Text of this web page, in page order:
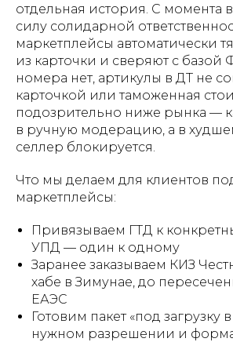
отдельная история. С момента
силу солидарной
маркетплейсы автоматически
из карточки и сверяют с базой
номера нет, артикулы в ДТ не
карточкой или таможенная
подозрительно ниже рынка —
в ручную модерацию, а в
селлер блокируется.
Что мы делаем для клиентов
маркетплейсы:
Привязываем ГТД к
УПД — один к одному
Заранее заказываем КИЗ
хабе в Зимунае, до
ЕАЭС
Готовим пакет «под загрузку
нужном разрешении и